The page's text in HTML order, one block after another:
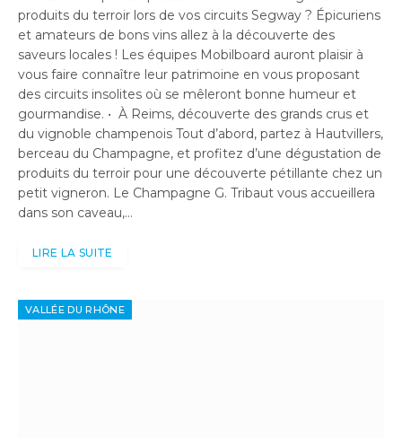
produits du terroir lors de vos circuits Segway ? Épicuriens
et amateurs de bons vins allez à la découverte des
saveurs locales ! Les équipes Mobilboard auront plaisir à
vous faire connaître leur patrimoine en vous proposant
des circuits insolites où se mêleront bonne humeur et
gourmandise. • À Reims, découverte des grands crus et
du vignoble champenois Tout d’abord, partez à Hautvillers,
berceau du Champagne, et profitez d’une dégustation de
produits du terroir pour une découverte pétillante chez un
petit vigneron. Le Champagne G. Tribaut vous accueillera
dans son caveau,…
LIRE LA SUITE
VALLÉE DU RHÔNE